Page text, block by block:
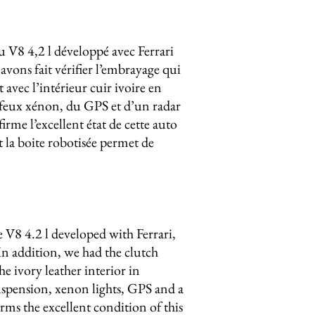
4,2 l développé avec Ferrari
fait vérifier l’embrayage qui
avec l’intérieur cuir ivoire en
xénon, du GPS et d’un radar
l’excellent état de cette auto
boite robotisée permet de
4.2 l developed with Ferrari,
addition, we had the clutch
ivory leather interior in
xenon lights, GPS and a
the excellent condition of this